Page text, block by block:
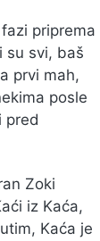
priprema
su svi, baš
prvi mah,
posle
pred
Zoki
iz Kaća,
Kaća je